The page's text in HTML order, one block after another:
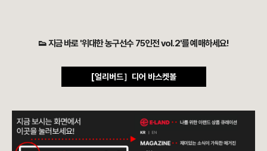
👟 지금 바로 '위대한 농구선수 75인전 vol.2'를 예매하세요!
[얼리버드］디어 바스켓볼